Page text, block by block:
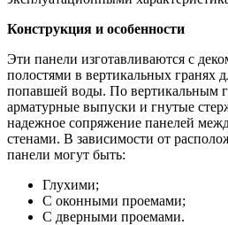
Конструкция и особенности
Эти панели изготавливаются с
полостями в вертикальных гранях
попавшей воды. По вертикальным
арматурные выпуски и гнутые
надежное сопряжение панелей
стенами. В зависимости от
панели могут быть:
Глухими;
С оконными проемами;
С дверными проемами.